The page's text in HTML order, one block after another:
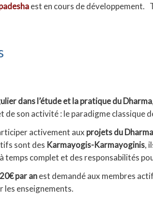
est en cours de développement.
dans l’étude et la pratique du Dharma
de son activité : le paradigme classique
activement aux projets du Dharma
sont des Karmayogis-Karmayoginis,
temps complet et des responsabilités
par anest demandé aux membres
les enseignements.